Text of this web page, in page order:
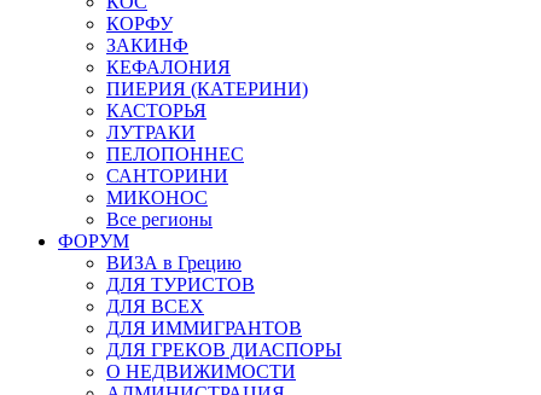
КОРФУ
ЗАКИНФ
КЕФАЛОНИЯ
ПИЕРИЯ (КАТЕРИНИ)
КАСТОРЬЯ
ЛУТРАКИ
ПЕЛОПОННЕС
САНТОРИНИ
МИКОНОС
Все регионы
ФОРУМ
ВИЗА в Грецию
ДЛЯ ТУРИСТОВ
ДЛЯ ВСЕХ
ДЛЯ ИММИГРАНТОВ
ДЛЯ ГРЕКОВ ДИАСПОРЫ
О НЕДВИЖИМОСТИ